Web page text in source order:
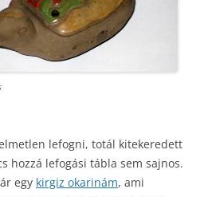
lefogni, totál kitekeredett
hozzá lefogási tábla sem sajnos.
egy kirgiz okarinám, ami